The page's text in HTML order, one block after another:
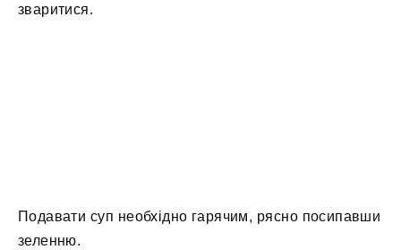
зваритися.
Подавати суп необхідно гарячим, рясно посипавши
зеленню.